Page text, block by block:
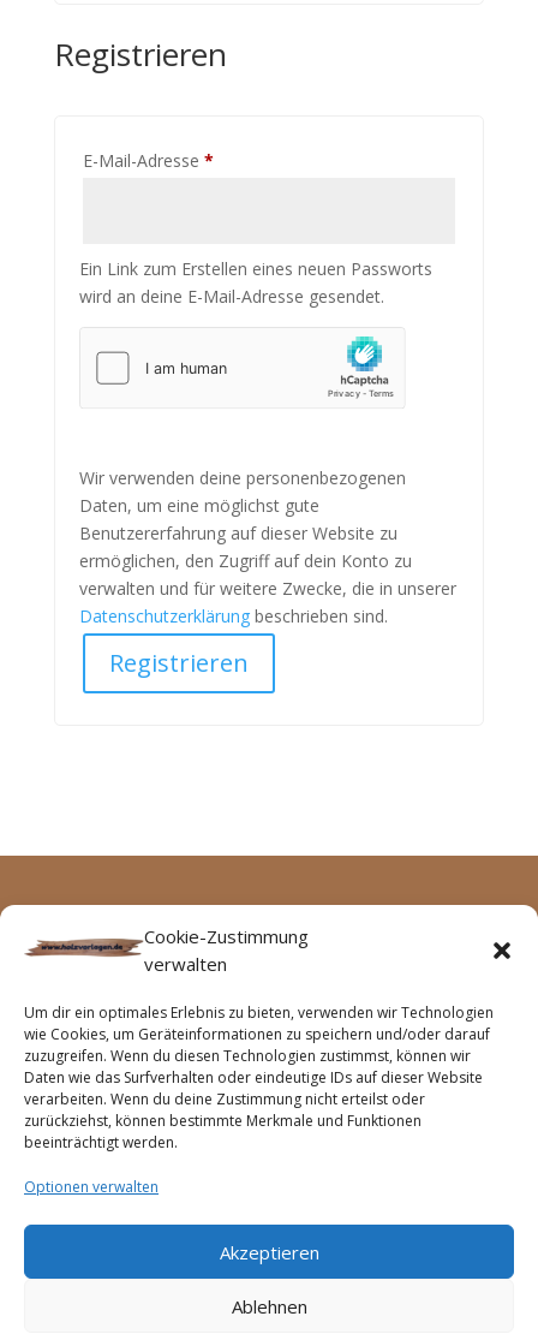
Cookie-Zustimmung
verwalten
Um dir ein optimales Erlebnis zu bieten, verwenden wir Technologien
wie Cookies, um Geräteinformationen zu speichern und/oder darauf
zuzugreifen. Wenn du diesen Technologien zustimmst, können wir
Daten wie das Surfverhalten oder eindeutige IDs auf dieser Website
verarbeiten. Wenn du deine Zustimmung nicht erteilst oder
zurückziehst, können bestimmte Merkmale und Funktionen
beeinträchtigt werden.
Optionen verwalten
Akzeptieren
Ablehnen
Registrieren
E-Mail-Adresse *Erforderlich
Ein Link zum Erstellen eines neuen Passworts
wird an deine E-Mail-Adresse gesendet.
Wir verwenden deine personenbezogenen
Daten, um eine möglichst gute
Benutzererfahrung auf dieser Website zu
ermöglichen, den Zugriff auf dein Konto zu
verwalten und für weitere Zwecke, die in unserer
Datenschutzerklärungbeschrieben sind.
Registrieren
Archive
Keine Archive zum Anzeigen.
Startseite
Impressum
Haftungsausschluss
Cookie-Richtlinie (EU)
Datenschutzerklärung (EU)